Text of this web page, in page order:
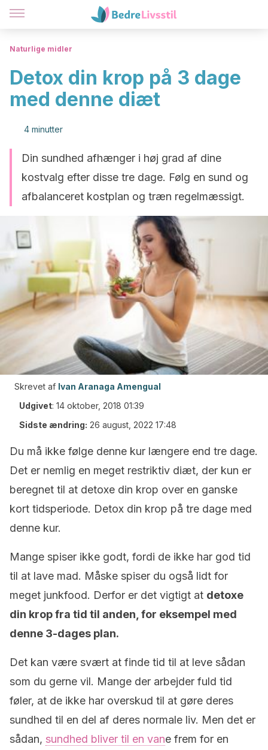
Naturlige midler
Detox din krop på 3 dage
med denne diæt
4 minutter
Din sundhed afhænger i høj grad af dine
kostvalg efter disse tre dage. Følg en sund og
afbalanceret kostplan og træn regelmæssigt.
Skrevet af Ivan Aranaga Amengual
Udgivet: 14 oktober, 2018 01:39
Sidste ændring: 26 august, 2022 17:48
Du må ikke følge denne kur længere end tre dage.
Det er nemlig en meget restriktiv diæt, der kun er
beregnet til at detoxe din krop over en ganske
kort tidsperiode. Detox din krop på tre dage med
denne kur.
Mange spiser ikke godt, fordi de ikke har god tid
til at lave mad. Måske spiser du også lidt for
meget junkfood. Derfor er det vigtigt at detoxe
din krop fra tid til anden, for eksempel med
denne 3-dages plan.
Det kan være svært at finde tid til at leve sådan
som du gerne vil. Mange der arbejder fuld tid
føler, at de ikke har overskud til at gøre deres
sundhed til en del af deres normale liv. Men det er
sådan, sundhed bliver til en vane frem for en